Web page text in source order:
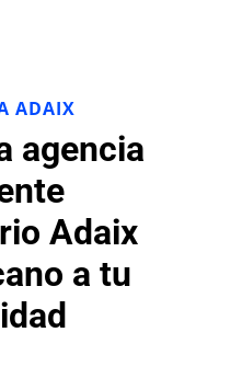
ADAIX
agencia
Adaix
a tu